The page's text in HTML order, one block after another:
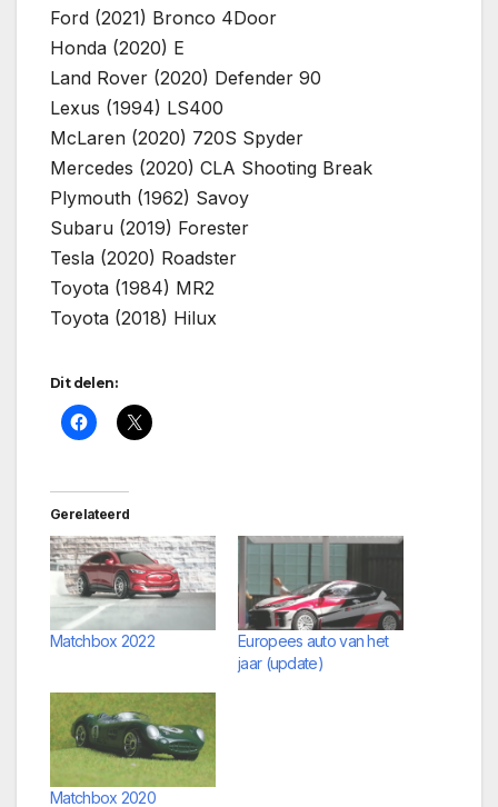
Ford (2021) Bronco 4Door
Honda (2020) E
Land Rover (2020) Defender 90
Lexus (1994) LS400
McLaren (2020) 720S Spyder
Mercedes (2020) CLA Shooting Break
Plymouth (1962) Savoy
Subaru (2019) Forester
Tesla (2020) Roadster
Toyota (1984) MR2
Toyota (2018) Hilux
Dit delen:
Gerelateerd
Matchbox 2022
Europees auto van het
jaar (update)
Matchbox 2020